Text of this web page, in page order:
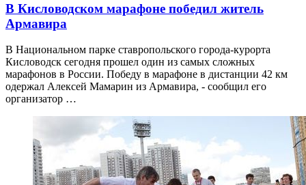
В Кисловодском марафоне победил житель
Армавира
В Национальном парке ставропольского города-курорта
Кисловодск сегодня прошел один из самых сложных
марафонов в России. Победу в марафоне в дистанции 42 км
одержал Алексей Мамарин из Армавира, - сообщил его
организатор …